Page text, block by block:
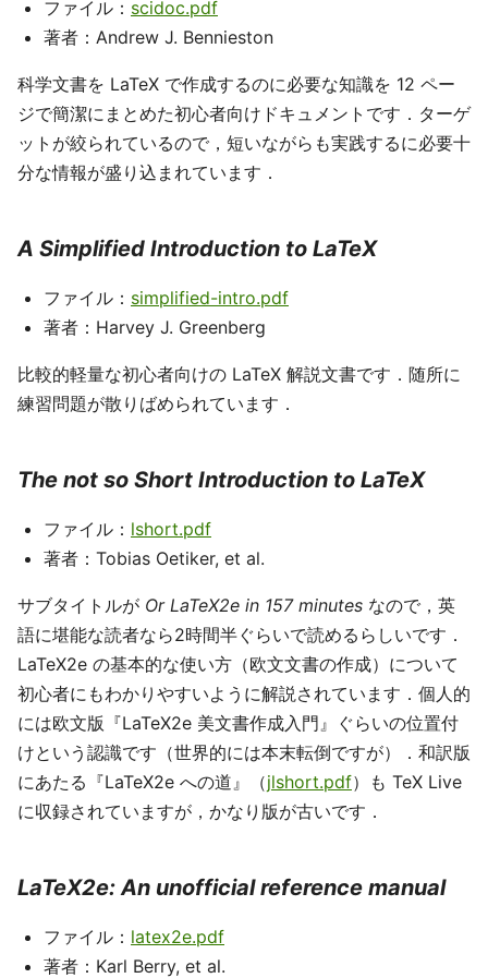
ファイル： scidoc.pdf
著者：Andrew J. Bennieston
科学文書を LaTeX で作成するのに必要な知識を 12 ペー
ジで簡潔にまとめた初心者向けドキュメントです．ターゲ
ットが絞られているので，短いながらも実践するに必要十
分な情報が盛り込まれています．
A Simplified Introduction to LaTeX
ファイル： simplified-intro.pdf
著者：Harvey J. Greenberg
比較的軽量な初心者向けの LaTeX 解説文書です．随所に
練習問題が散りばめられています．
The not so Short Introduction to LaTeX
ファイル： lshort.pdf
著者：To­bias Oetiker, et al.
サブタイトルが Or LaTeX2e in 157 minutes なので，英
語に堪能な読者なら2時間半ぐらいで読めるらしいです．
LaTeX2e の基本的な使い方（欧文文書の作成）について
初心者にもわかりやすいように解説されています．個人的
には欧文版『LaTeX2e 美文書作成入門』ぐらいの位置付
けという認識です（世界的には本末転倒ですが）．和訳版
にあたる『LaTeX2e への道』（jlshort.pdf）も TeX Live
に収録されていますが，かなり版が古いです．
LaTeX2e: An unofficial reference manual
ファイル： latex2e.pdf
著者：Karl Berry, et al.